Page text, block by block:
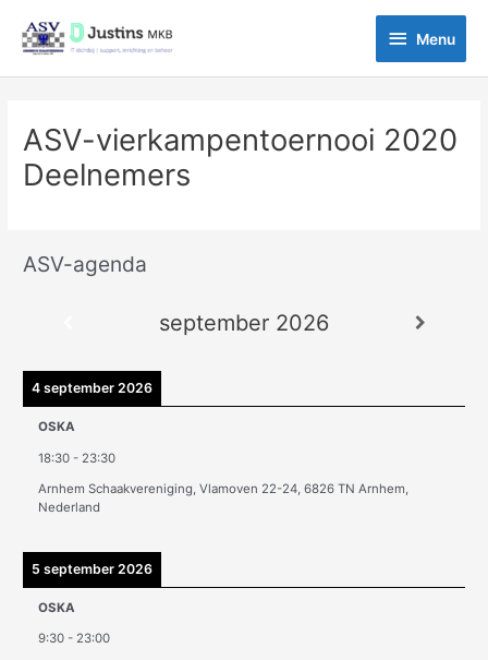
naar
inhoud
Menu
Menu
ASV-vierkampentoernooi 2020
Deelnemers
ASV-agenda
september 2026
4 september 2026
OSKA
18:30 - 23:30
Arnhem Schaakvereniging, Vlamoven 22-24, 6826 TN Arnhem,
Nederland
5 september 2026
OSKA
9:30 - 23:00
A
e